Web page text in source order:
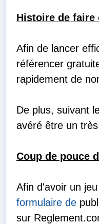
huissier+ TVA
FULL:
règlement Jeu
de votre
Reglement.com
2 x 1 Dépôts de
concours
Dépôt de
notre site de
Agent de
Histoire de faire
Afin de lancer
référencer
rapidement de
De plus, suivant
avéré être un
Coup de pouce
Afin d'avoir un
formulaire de
sur